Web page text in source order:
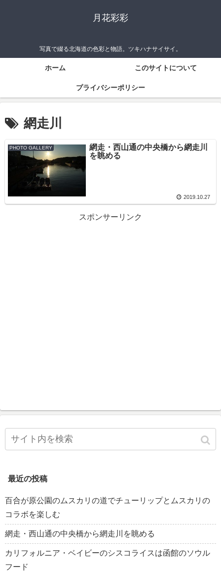
月花彩彩
写真で綴る北海道の色彩と物語。ツキハナサイサイ。
ホーム このサイトについて
プライバシーポリシー
網走川
PHOTO GALLERY
網走・西山通の中央橋から網走川
を眺める
2019.10.27
スポンサーリンク
最近の投稿
百合が原公園のムスカリの道でチューリップとムスカリの
コラボを楽しむ
網走・西山通の中央橋から網走川を眺める
カリフォルニア・ベイビーのシスコライスは函館のソウル
フード